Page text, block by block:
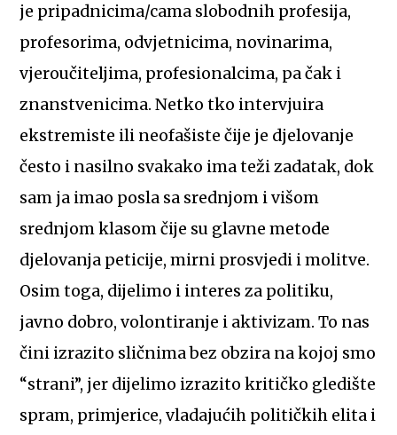
je pripadnicima/cama slobodnih profesija,
profesorima, odvjetnicima, novinarima,
vjeroučiteljima, profesionalcima, pa čak i
znanstvenicima. Netko tko intervjuira
ekstremiste ili neofašiste čije je djelovanje
često i nasilno svakako ima teži zadatak, dok
sam ja imao posla sa srednjom i višom
srednjom klasom čije su glavne metode
djelovanja peticije, mirni prosvjedi i molitve.
Osim toga, dijelimo i interes za politiku,
javno dobro, volontiranje i aktivizam. To nas
čini izrazito sličnima bez obzira na kojoj smo
“strani”, jer dijelimo izrazito kritičko gledište
spram, primjerice, vladajućih političkih elita i